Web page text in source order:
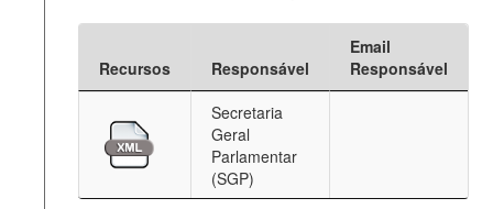
Recursos Responsável
Email
Responsável
Secretaria
Geral
Parlamentar
(SGP)